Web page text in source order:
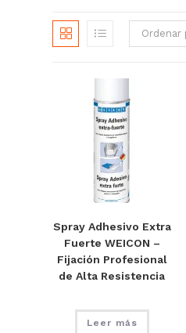
Spray Adhesivo Extra
Fuerte WEICON –
Fijación Profesional
de Alta Resistencia
Leer más